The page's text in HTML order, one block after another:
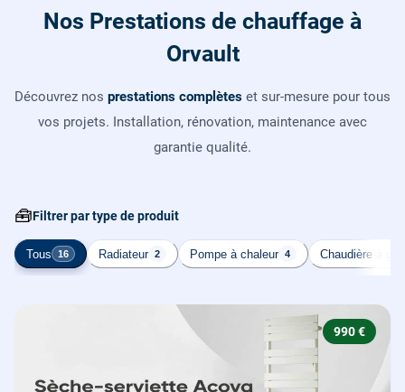
Nos Prestations de chauffage à
Orvault
Découvrez nos prestations complètes et sur-mesure pour tous
vos projets. Installation, rénovation, maintenance avec
garantie qualité.
🧰Filtrer par type de produit
Tous 16 Radiateur 2 Pompe à chaleur 4 Chaudière à gaz
990 €